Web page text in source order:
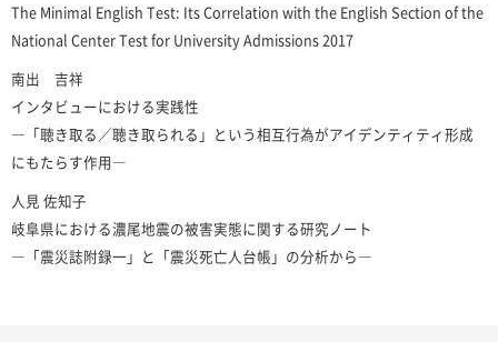
The Minimal English Test: Its Correlation with the English Section of the
National Center Test for University Admissions 2017
南出 吉祥
インタビューにおける実践性
―「聴き取る／聴き取られる」という相互行為がアイデンティティ形成
にもたらす作用―
人見 佐知子
岐阜県における濃尾地震の被害実態に関する研究ノート
―「震災誌附録一」と「震災死亡人台帳」の分析から―